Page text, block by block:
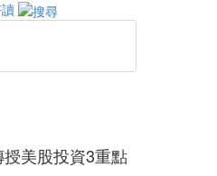
美股投資3重點